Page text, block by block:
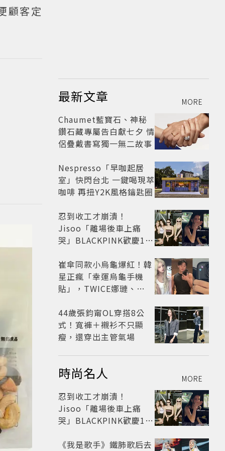
顧客定
最新文章 MORE
Chaumet藍寶石、神秘
鑽石藏專屬告白獻七夕 情
侶疊戴書寫獨一無二故事
Nespresso「早咖起居
室」快閃台北 一鍵喝現萃
咖啡 再扭Y2K風格鑰匙圈
忍到收工才崩潰！
Jisoo「離場後車上痛
哭」BLACKPINK歡慶10
超心疼
崔傘同款小烏龜爆紅！韓
星正瘋「幸運烏龜手機
貼」，TWICE娜璉、
44歲張鈞甯OL穿搭8公
式！寬褲＋襯衫不只顯
瘦，還穿出主管氣場
時尚名人 MORE
忍到收工才崩潰！
Jisoo「離場後車上痛
哭」BLACKPINK歡慶10
超心疼
《我是歌手》鐵肺歌后去